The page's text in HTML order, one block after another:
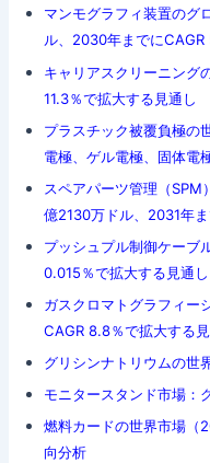
マンモグラフィ装置のグ
ル、2030年までにCAGR
キャリアスクリーニング
11.3％で拡大する見通し
プラスチック被覆負極の
電極、ゲル電極、固体電極
スペアパーツ管理（
億2130万ドル、2031年
プッシュプル制御ケーブ
0.015％で拡大する見通し
ガスクロマトグラフィー
CAGR 8.8％で拡大する
グリシンナトリウムの世
モニタースタンド市場：
燃料カードの世界市場（
向分析